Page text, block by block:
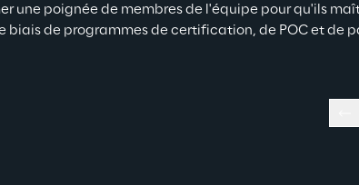
une poignée de membres de l'équipe pour qu'ils
biais de programmes de certification, de POC et